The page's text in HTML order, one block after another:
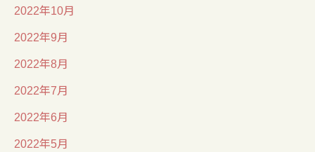
2022年10月
2022年9月
2022年8月
2022年7月
2022年6月
2022年5月